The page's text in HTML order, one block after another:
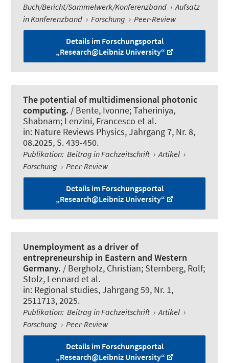
Buch/Bericht/Sammelwerk/Konferenzband › Aufsatz
in Konferenzband › Forschung › Peer-Review
Details im Forschungsportal
„Research@Leibniz University“
The potential of multidimensional photonic
computing. / Bente, Ivonne; Taheriniya,
Shabnam; Lenzini, Francesco et al.
in: Nature Reviews Physics, Jahrgang 7, Nr. 8,
08.2025, S. 439-450.
Publikation: Beitrag in Fachzeitschrift › Artikel ›
Forschung › Peer-Review
Details im Forschungsportal
„Research@Leibniz University“
Unemployment as a driver of
entrepreneurship in Eastern and Western
Germany. / Bergholz, Christian; Sternberg, Rolf;
Stolz, Lennard et al.
in: Regional studies, Jahrgang 59, Nr. 1,
2511713, 2025.
Publikation: Beitrag in Fachzeitschrift › Artikel ›
Forschung › Peer-Review
Details im Forschungsportal
„Research@Leibniz University“